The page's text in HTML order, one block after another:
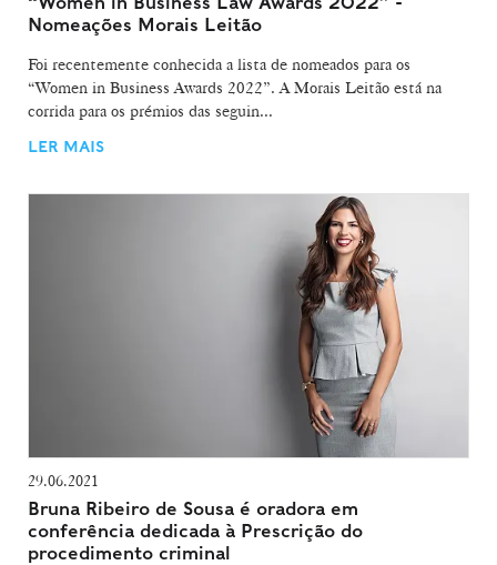
Nomeações Morais Leitão
Foi recentemente conhecida a lista de nomeados para os
“Women in Business Awards 2022”. A Morais Leitão está na
corrida para os prémios das seguin...
LER MAIS
29.06.2021
Bruna Ribeiro de Sousa é oradora em
conferência dedicada à Prescrição do
procedimento criminal